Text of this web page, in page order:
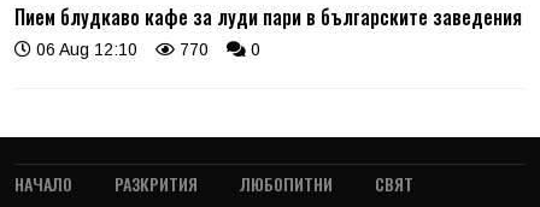
Пием блудкаво кафе за луди пари в българските заведения
06 Aug 12:10 770 0
НАЧАЛО РАЗКРИТИЯ ЛЮБОПИТНИ
СВЯТ